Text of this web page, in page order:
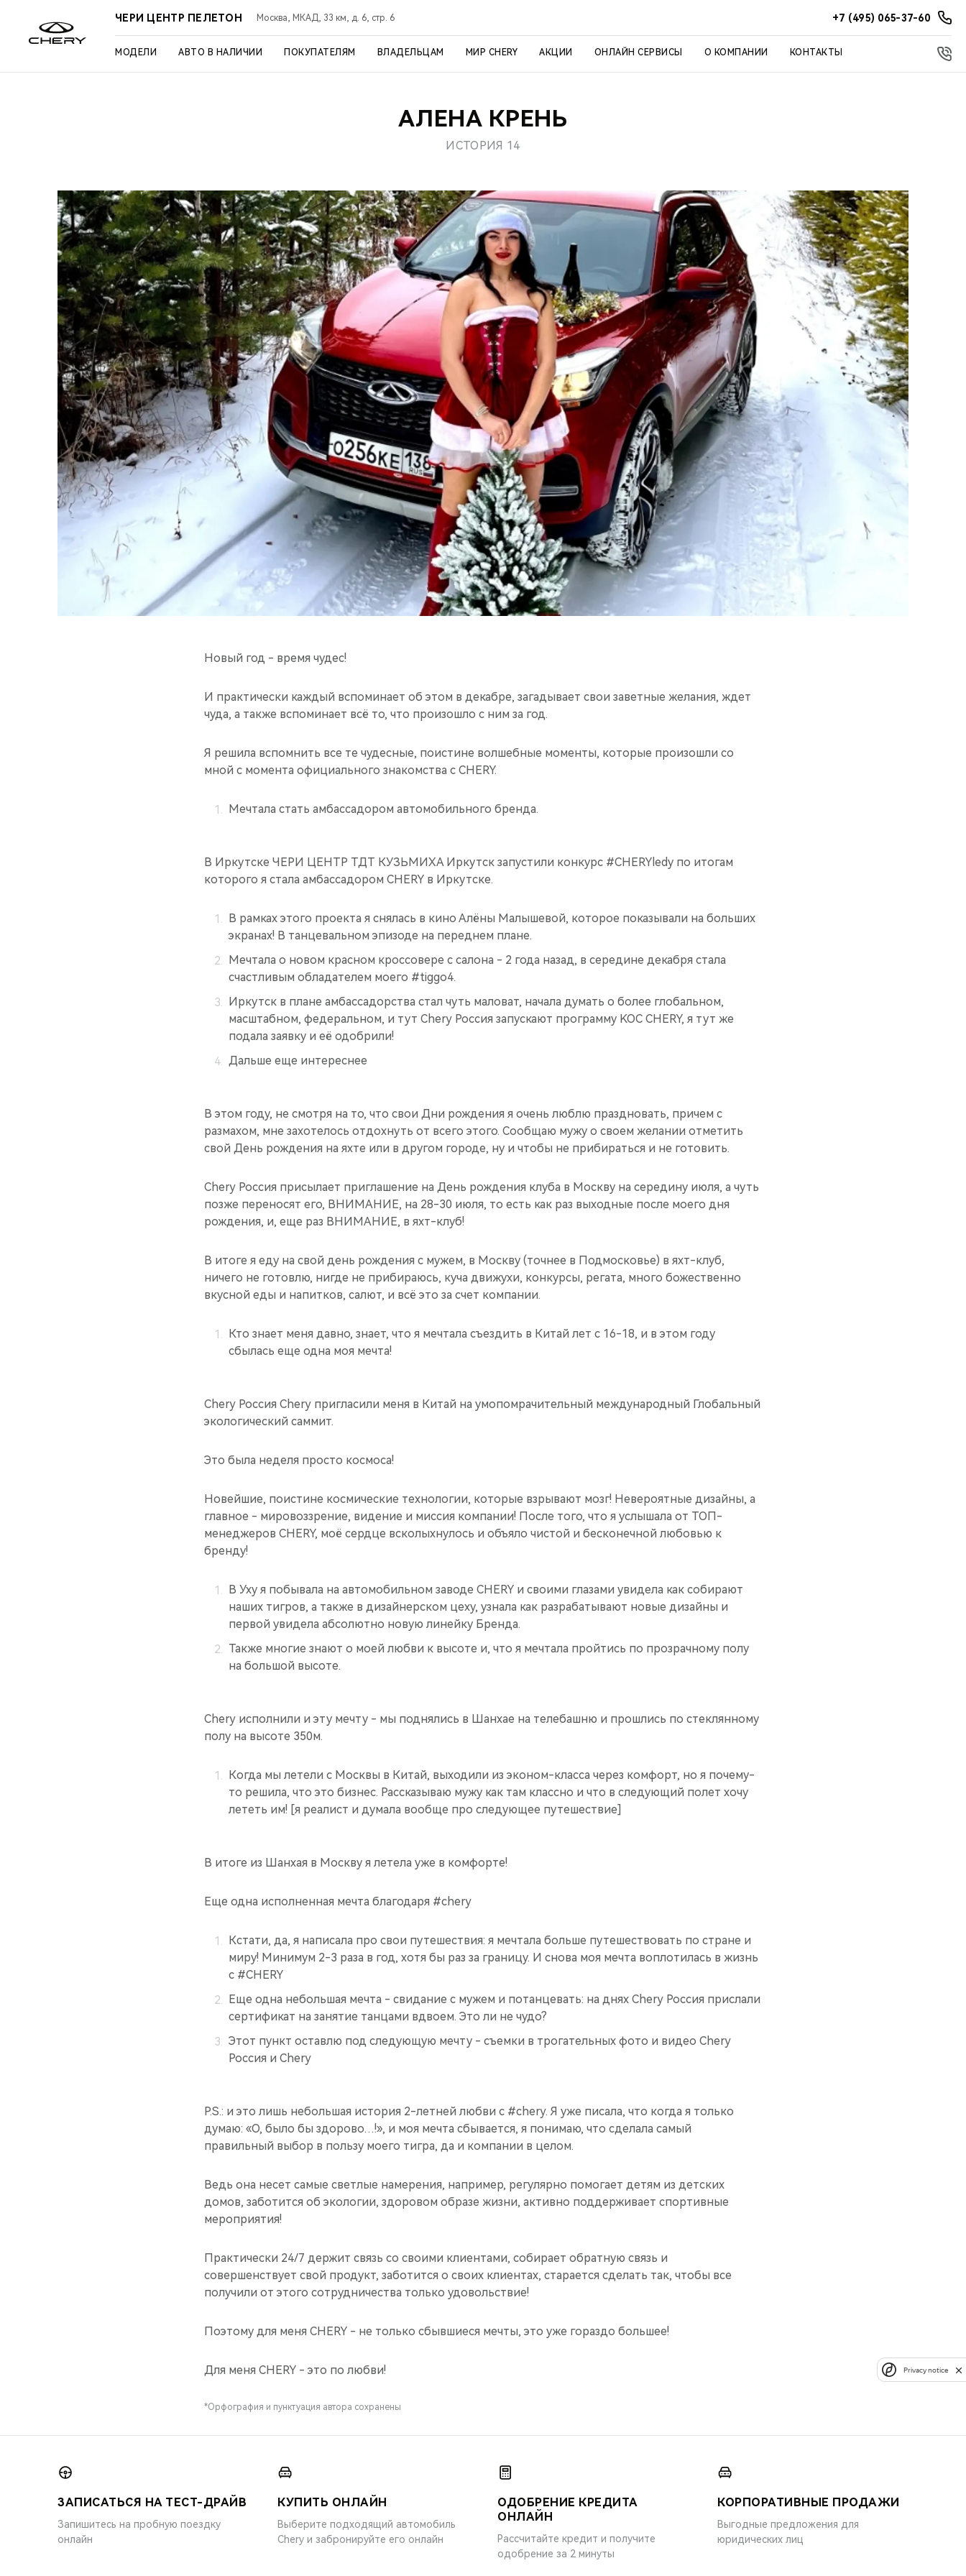
ЧЕРИ ЦЕНТР ПЕЛЕТОН Москва, МКАД, 33 км, д. 6, стр. 6 +7 (495) 065-37-60
МОДЕЛИ АВТО В НАЛИЧИИ ПОКУПАТЕЛЯМ ВЛАДЕЛЬЦАМ МИР CHERY АКЦИИ ОНЛАЙН СЕРВИСЫ О КОМПАНИИ КОНТАКТЫ
АЛЕНА КРЕНЬ
ИСТОРИЯ 14
Новый год - время чудес!
И практически каждый вспоминает об этом в декабре, загадывает свои заветные желания, ждет
чуда, а также вспоминает всё то, что произошло с ним за год.
Я решила вспомнить все те чудесные, поистине волшебные моменты, которые произошли со
мной с момента официального знакомства с CHERY.
Мечтала стать амбассадором автомобильного бренда.
В Иркутске ЧЕРИ ЦЕНТР ТДТ КУЗЬМИХА Иркутск запустили конкурс #CHERYledy по итогам
которого я стала амбассадором CHERY в Иркутске.
В рамках этого проекта я снялась в кино Алёны Малышевой, которое показывали на больших
экранах! В танцевальном эпизоде на переднем плане.
Мечтала о новом красном кроссовере с салона - 2 года назад, в середине декабря стала
счастливым обладателем моего #tiggo4.
Иркутск в плане амбассадорства стал чуть маловат, начала думать о более глобальном,
масштабном, федеральном, и тут Chery Россия запускают программу KOC CHERY, я тут же
подала заявку и её одобрили!
Дальше еще интереснее
В этом году, не смотря на то, что свои Дни рождения я очень люблю праздновать, причем с
размахом, мне захотелось отдохнуть от всего этого. Сообщаю мужу о своем желании отметить
свой День рождения на яхте или в другом городе, ну и чтобы не прибираться и не готовить.
Chery Россия присылает приглашение на День рождения клуба в Москву на середину июля, а чуть
позже переносят его, ВНИМАНИЕ, на 28-30 июля, то есть как раз выходные после моего дня
рождения, и, еще раз ВНИМАНИЕ, в яхт-клуб!
В итоге я еду на свой день рождения с мужем, в Москву (точнее в Подмосковье) в яхт-клуб,
ничего не готовлю, нигде не прибираюсь, куча движухи, конкурсы, регата, много божественно
вкусной еды и напитков, салют, и всё это за счет компании.
Кто знает меня давно, знает, что я мечтала съездить в Китай лет с 16-18, и в этом году
сбылась еще одна моя мечта!
Chery Россия Chery пригласили меня в Китай на умопомрачительный международный Глобальный
экологический саммит.
Это была неделя просто космоса!
Новейшие, поистине космические технологии, которые взрывают мозг! Невероятные дизайны, а
главное - мировоззрение, видение и миссия компании! После того, что я услышала от ТОП-
менеджеров CHERY, моё сердце всколыхнулось и объяло чистой и бесконечной любовью к
бренду!
В Уху я побывала на автомобильном заводе CHERY и своими глазами увидела как собирают
наших тигров, а также в дизайнерском цеху, узнала как разрабатывают новые дизайны и
первой увидела абсолютно новую линейку Бренда.
Также многие знают о моей любви к высоте и, что я мечтала пройтись по прозрачному полу
на большой высоте.
Chery исполнили и эту мечту - мы поднялись в Шанхае на телебашню и прошлись по стеклянному
полу на высоте 350м.
Когда мы летели с Москвы в Китай, выходили из эконом-класса через комфорт, но я почему-
то решила, что это бизнес. Рассказываю мужу как там классно и что в следующий полет хочу
лететь им! [я реалист и думала вообще про следующее путешествие]
В итоге из Шанхая в Москву я летела уже в комфорте!
Еще одна исполненная мечта благодаря #chery
Кстати, да, я написала про свои путешествия: я мечтала больше путешествовать по стране и
миру! Минимум 2-3 раза в год, хотя бы раз за границу. И снова моя мечта воплотилась в жизнь
с #CHERY
Еще одна небольшая мечта - свидание с мужем и потанцевать: на днях Chery Россия прислали
сертификат на занятие танцами вдвоем. Это ли не чудо?
Этот пункт оставлю под следующую мечту - съемки в трогательных фото и видео Chery
Россия и Chery
P.S.: и это лишь небольшая история 2-летней любви с #chery. Я уже писала, что когда я только
думаю: «О, было бы здорово…!», и моя мечта сбывается, я понимаю, что сделала самый
правильный выбор в пользу моего тигра, да и компании в целом.
Ведь она несет самые светлые намерения, например, регулярно помогает детям из детских
домов, заботится об экологии, здоровом образе жизни, активно поддерживает спортивные
мероприятия!
Практически 24/7 держит связь со своими клиентами, собирает обратную связь и
совершенствует свой продукт, заботится о своих клиентах, старается сделать так, чтобы все
получили от этого сотрудничества только удовольствие!
Поэтому для меня CHERY - не только сбывшиеся мечты, это уже гораздо большее!
Для меня CHERY - это по любви!
*Орфография и пунктуация автора сохранены
ЗАПИСАТЬСЯ НА ТЕСТ-ДРАЙВ
Запишитесь на пробную поездку
онлайн
КУПИТЬ ОНЛАЙН
Выберите подходящий автомобиль
Chery и забронируйте его онлайн
ОДОБРЕНИЕ КРЕДИТА
ОНЛАЙН
Рассчитайте кредит и получите
одобрение за 2 минуты
КОРПОРАТИВНЫЕ ПРОДАЖИ
Выгодные предложения для
юридических лиц
Privacy notice